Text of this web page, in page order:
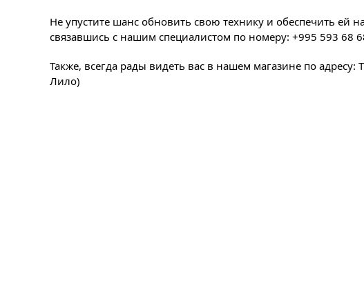
Не упустите шанс обновить свою технику и обеспечить ей
связавшись с нашим специалистом по номеру: +995 593 68
Также, всегда рады видеть вас в нашем магазине по
Лило)